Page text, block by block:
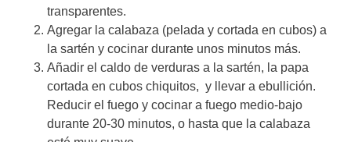
transparentes.
Agregar la calabaza (pelada y cortada en cubos) a
la sartén y cocinar durante unos minutos más.
Añadir el caldo de verduras a la sartén, la papa
cortada en cubos chiquitos, y llevar a ebullición.
Reducir el fuego y cocinar a fuego medio-bajo
durante 20-30 minutos, o hasta que la calabaza